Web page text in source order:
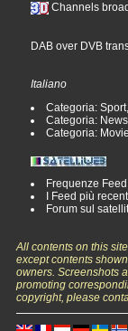
Channels
DAB over DVB
Italiano
Categoria:
Categoria:
Categoria:
Frequenze Feed
I Feed più
Forum sul
All contents on this
except contents
owners. Screenshots
promoting
copyright, please